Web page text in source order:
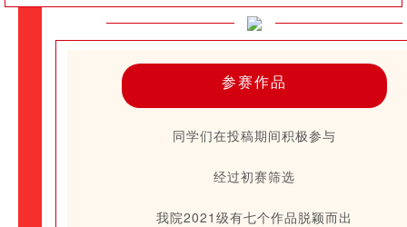
参赛作品
同学们在投稿期间积极参与
经过初赛筛选
我院2021级有七个作品脱颖而出